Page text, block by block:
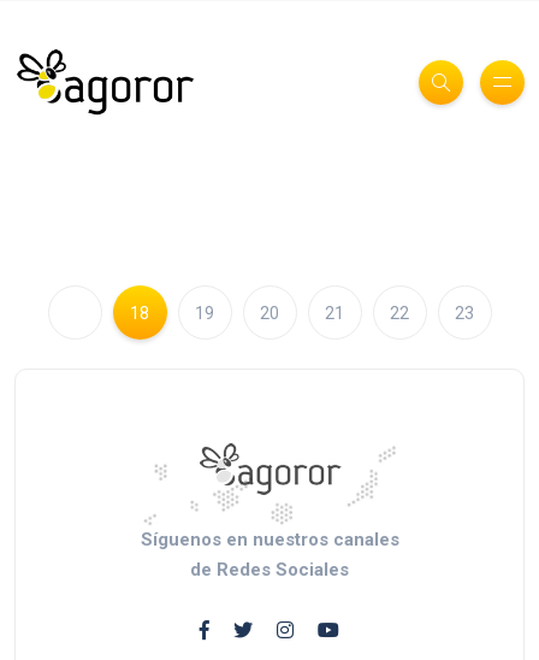
18 19 20 21 22 23
Síguenos en nuestros canales
de Redes Sociales